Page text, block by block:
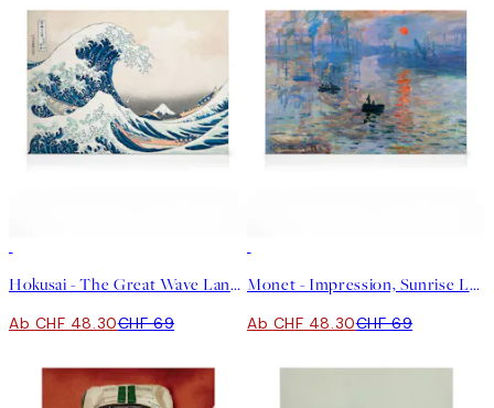
Hokusai - The Great Wave Landscape Leinwand
Ab CHF 48.30CHF 69
Monet - Impression, Sunrise Leinwand
Ab CHF 48.30CHF 69